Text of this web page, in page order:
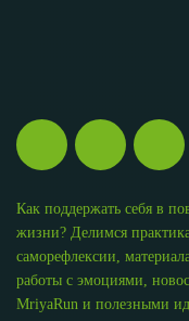
Как поддержать себя в
жизни? Делимся
саморефлексии,
работы с эмоциями,
MriyaRun и полезными